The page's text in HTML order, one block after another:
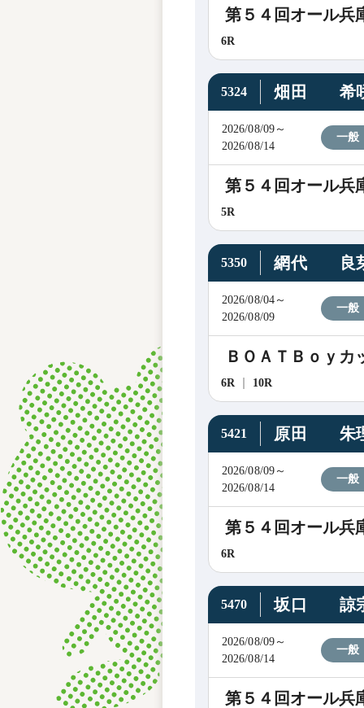
第５４回オール兵
6R
5324 畑田 希
2026/08/09～
2026/08/14
一般
第５４回オール兵
5R
5350 網代 良
2026/08/04～
2026/08/09
一般
ＢＯＡＴＢｏｙカ
6R 10R
5421 原田 朱
2026/08/09～
2026/08/14
一般
第５４回オール兵
6R
5470 坂口 諒
2026/08/09～
2026/08/14
一般
第５４回オール兵